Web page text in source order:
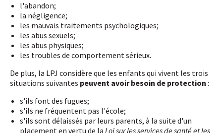
l'abandon;
la négligence;
les mauvais traitements psychologiques;
les abus sexuels;
les abus physiques;
les troubles de comportement sérieux.
De plus, la LPJ considère que les enfants qui vivent les trois
situations suivantes peuvent avoir besoin de protection :
s'ils font des fugues;
s'ils ne fréquentent pas l'école;
s'ils sont délaissés par leurs parents, à la suite d'un
placement en vertu de la Loi sur les services de santé et les